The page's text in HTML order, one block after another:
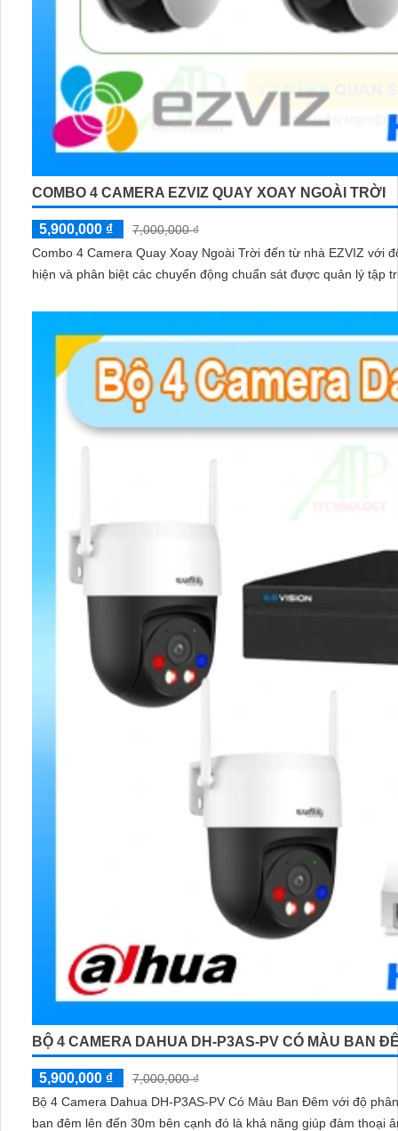
COMBO 4 CAMERA EZVIZ QUAY XOAY NGOÀI TRỜI
5,900,000 ₫
7,000,000 ₫
Combo 4 Camera Quay Xoay Ngoài Trời đến từ nhà EZVIZ với
hiện và phân biệt các chuyển động chuẩn sát được quản lý tập
BỘ 4 CAMERA DAHUA DH-P3AS-PV CÓ MÀU BAN
5,900,000 ₫
7,000,000 ₫
Bộ 4 Camera Dahua DH-P3AS-PV Có Màu Ban Đêm với độ
ban đêm lên đến 30m bên cạnh đó là khả năng giúp đàm thoại